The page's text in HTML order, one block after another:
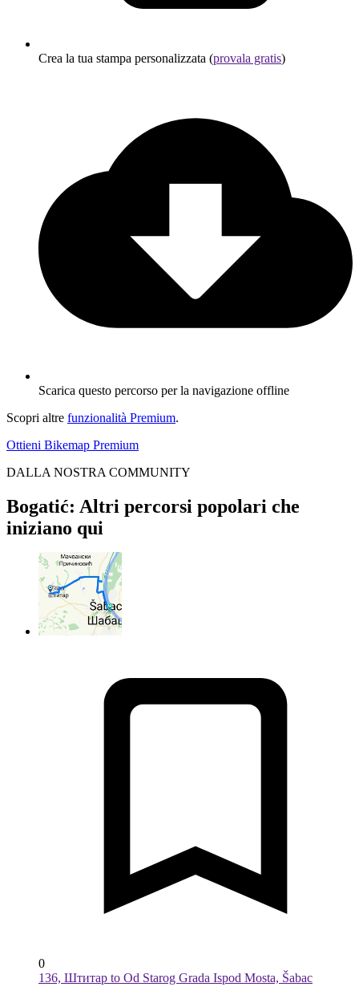
Crea la tua stampa personalizzata (provala gratis)
Scarica questo percorso per la navigazione offline
Scopri altre funzionalità Premium.
Ottieni Bikemap Premium
DALLA NOSTRA COMMUNITY
Bogatić: Altri percorsi popolari che
iniziano qui
0
136, Штитар to Od Starog Grada Ispod Mosta, Šabac